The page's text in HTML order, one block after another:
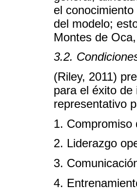
el
del modelo;
Montes de
3.2.
(Riley, 2011)
para el éxito
representativo
1. Compromiso
2. Liderazgo
3.
4.